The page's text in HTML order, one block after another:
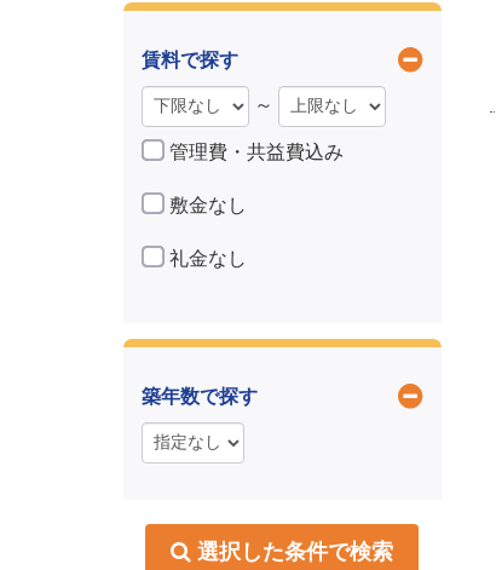
賃料で探す
～
管理費・共益費込み
敷金なし
礼金なし
築年数で探す
選択した条件で検索